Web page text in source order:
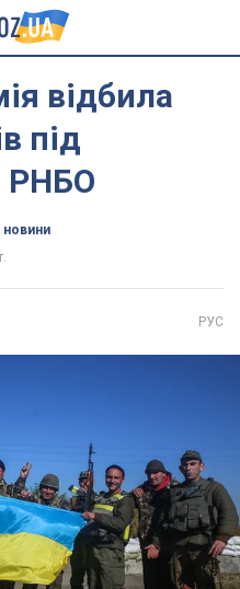
відбила
під
РНБО
новини
РУС